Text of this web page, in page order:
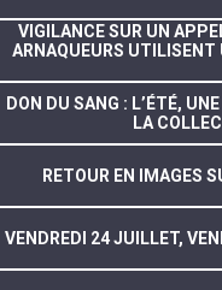
VIGILANCE SUR UN
ARNAQUEURS UTILISENT
DON DU SANG : L’ÉTÉ,
LA
RETOUR EN IMAGES
VENDREDI 24 JUILLET,